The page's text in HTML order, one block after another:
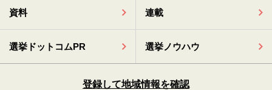
資料 連載
選挙ドットコムPR 選挙ノウハウ
登録して地域情報を確認